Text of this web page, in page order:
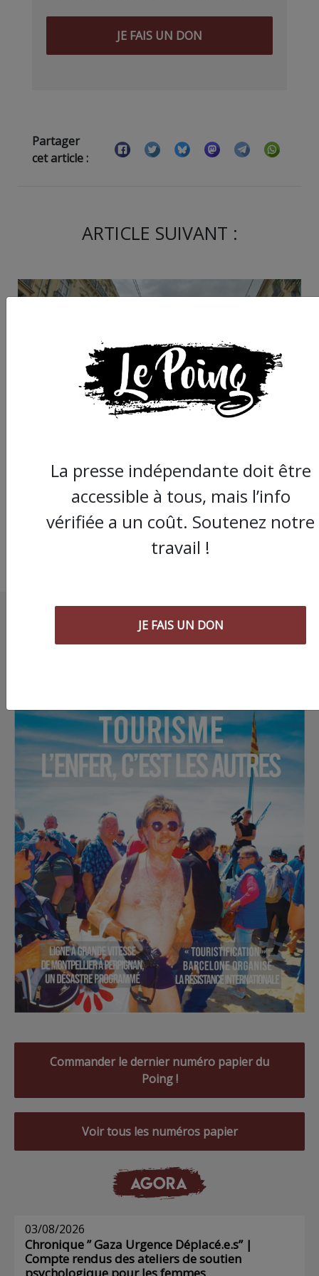
JE FAIS UN DON
Partager
cet article :
ARTICLE SUIVANT :
Cette semaine dans
écolo
Commander le dernier numéro papier du
Poing !
Voir tous les numéros papier
AGORA
03/08/2026
Chronique ” Gaza Urgence Déplacé.e.s” |
Compte rendus des ateliers de soutien
La presse indépendante doit être
accessible à tous, mais l’info
vérifiée a un coût. Soutenez notre
travail !
JE FAIS UN DON